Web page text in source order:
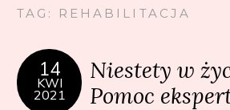
TAG: REHABILITACJA
14
KWI
2021
Niestety w
Pomoc